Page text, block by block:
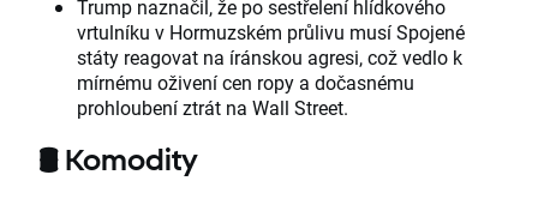
Trump naznačil, že po sestřelení hlídkového
vrtulníku v Hormuzském průlivu musí Spojené
státy reagovat na íránskou agresi, což vedlo k
mírnému oživení cen ropy a dočasnému
prohloubení ztrát na Wall Street.
🛢️ Komodity